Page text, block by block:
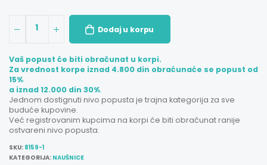
1 Dodaj u korpu
Vaš popust će biti obračunat u korpi.
Za vrednost korpe iznad 4.800 din obraćunaće se popust od
15%
a iznad 12.000 din 30%.
Jednom dostignuti nivo popusta je trajna kategorija za sve
buduće kupovine.
Već registrovanim kupcima na korpi će biti obračunat ranije
ostvareni nivo popusta.
SKU: 8159-1
KATEGORIJA: NAUŠNICE